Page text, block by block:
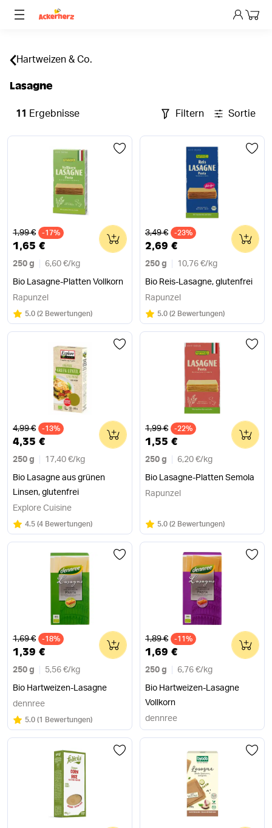
Dein
Hartweizen & Co.
Lasagne
11 Ergebnisse Filtern Sortieren
Alter Preis
1,99 € -17%
1,65 €
250 g 6,60 €/ kg
Bio Lasagne-Platten Vollkorn
0
Rapunzel
Bewertung:
5.0/5
(2 Bewertungen)
Alter Preis
3,49 € -23%
2,69 €
250 g 10,76 €/ kg
Bio Reis-Lasagne, glutenfrei
0
Rapunzel
Bewertung:
5.0/5
(2 Bewertungen)
Alter Preis
4,99 € -13%
4,35 €
250 g 17,40 €/ kg
Bio Lasagne aus grünen
Linsen, glutenfrei
0
Explore Cuisine
Bewertung:
4.5/5
(4 Bewertungen)
Alter Preis
1,99 € -22%
1,55 €
250 g 6,20 €/ kg
Bio Lasagne-Platten Semola
0
Rapunzel
Bewertung:
5.0/5
(2 Bewertungen)
Alter Preis
1,69 € -18%
1,39 €
250 g 5,56 €/ kg
Bio Hartweizen-Lasagne
0
dennree
Bewertung:
5.0/5
(1 Bewertungen)
Alter Preis
1,89 € -11%
1,69 €
250 g 6,76 €/ kg
Bio Hartweizen-Lasagne
Vollkorn
0
dennree